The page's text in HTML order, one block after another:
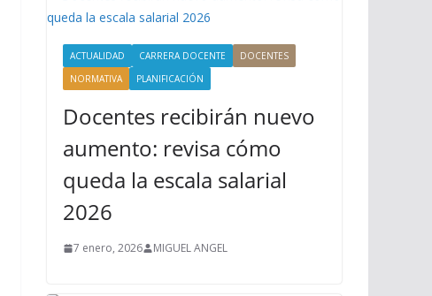
ACTUALIDAD CARRERA DOCENTE
DOCENTES
NORMATIVA
PLANIFICACIÓN
Docentes recibirán nuevo
aumento: revisa cómo
queda la escala salarial
2026
7 enero, 2026 MIGUEL ANGEL